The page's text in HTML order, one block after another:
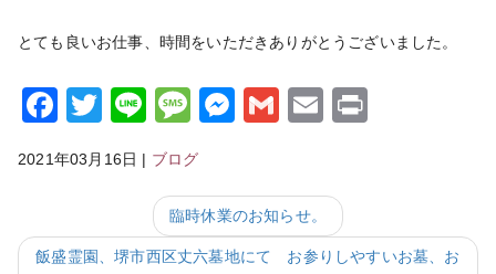
とても良いお仕事、時間をいただきありがとうございました。
Facebook
Twitter
LineMessage
Messenger
GmailEmail
2021年03月16日 | ブログ
臨時休業のお知らせ。
飯盛霊園、堺市西区丈六墓地にて お参りしやすいお墓、お